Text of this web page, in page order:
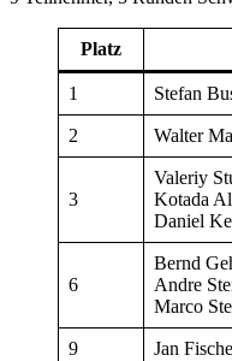
Platz
1 Stefan
2 Walter
3
Valeriy
Kotada Al
Daniel
6
Bernd
Andre
Marco
9 Jan